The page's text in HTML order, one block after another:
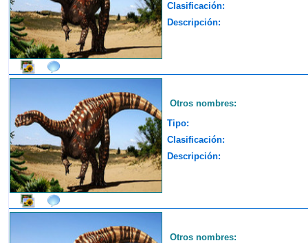
Clasificación:
Descripción:
Otros nombres:
Tipo:
Clasificación:
Descripción:
Otros nombres: